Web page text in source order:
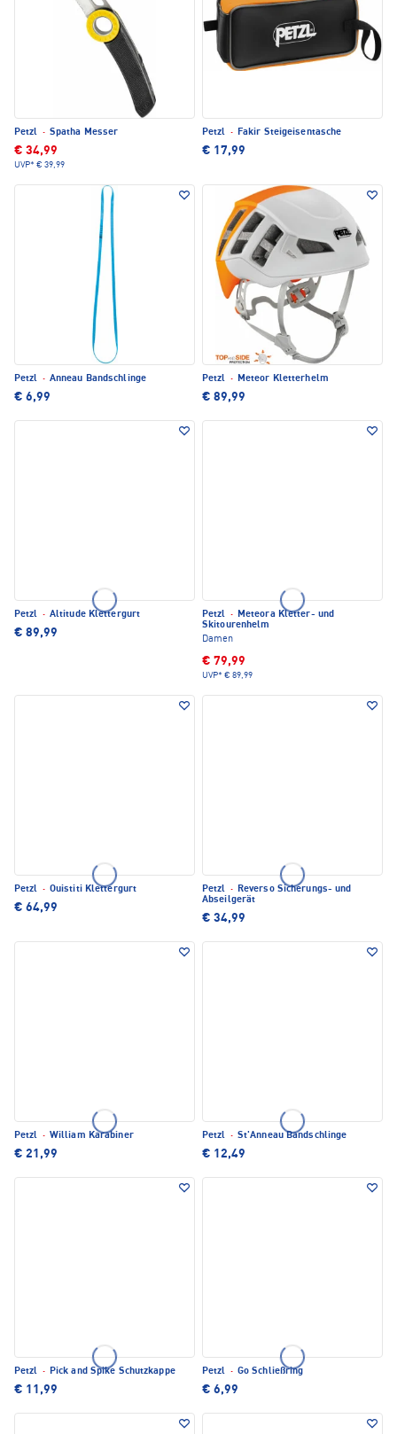
Petzl · Spatha Messer
€ 34,99
UVP* € 39,99
Petzl · Fakir Steigeisentasche
€ 17,99
Petzl · Anneau Bandschlinge
€ 6,99
Petzl · Meteor Kletterhelm
€ 89,99
Petzl · Altitude Klettergurt
€ 89,99
Petzl · Meteora Kletter- und
Skitourenhelm
Damen
€ 79,99
UVP* € 89,99
Petzl · Ouistiti Klettergurt
€ 64,99
Petzl · Reverso Sicherungs- und
Abseilgerät
€ 34,99
Petzl · William Karabiner
€ 21,99
Petzl · St'Anneau Bandschlinge
€ 12,49
Petzl · Pick and Spike Schutzkappe
€ 11,99
Petzl · Go Schließring
€ 6,99